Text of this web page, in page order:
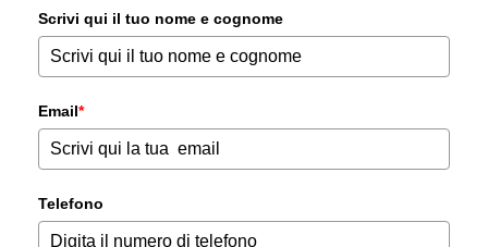
Scrivi qui il tuo nome e cognome
Email*
Telefono